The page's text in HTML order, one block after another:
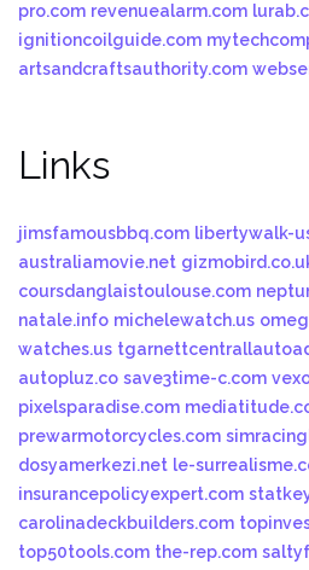
pro.com revenuealarm.com
ignitioncoilguide.com
artsandcraftsauthority.com
Links
jimsfamousbbq.com libertywalk-
australiamovie.net
coursdanglaistoulouse.com
natale.info michelewatch.us
watches.us
autopluz.co save3time-c.com
pixelsparadise.com
prewarmotorcycles.com
dosyamerkezi.net le-
insurancepolicyexpert.com
carolinadeckbuilders.com
top50tools.com the-rep.com